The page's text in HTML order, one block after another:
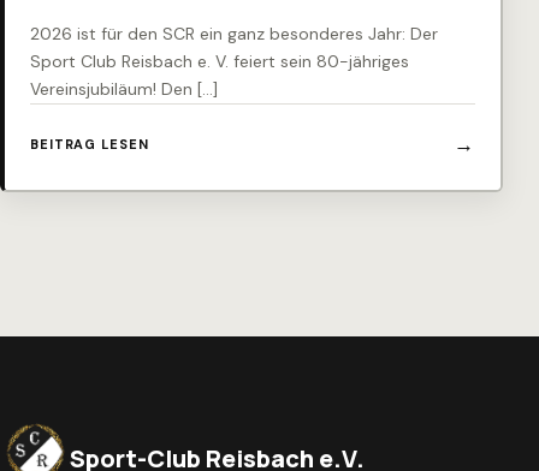
2026 ist für den SCR ein ganz besonderes Jahr: Der
Sport Club Reisbach e. V. feiert sein 80-jähriges
Vereinsjubiläum! Den […]
BEITRAG LESEN
Sport-Club Reisbach e.V.